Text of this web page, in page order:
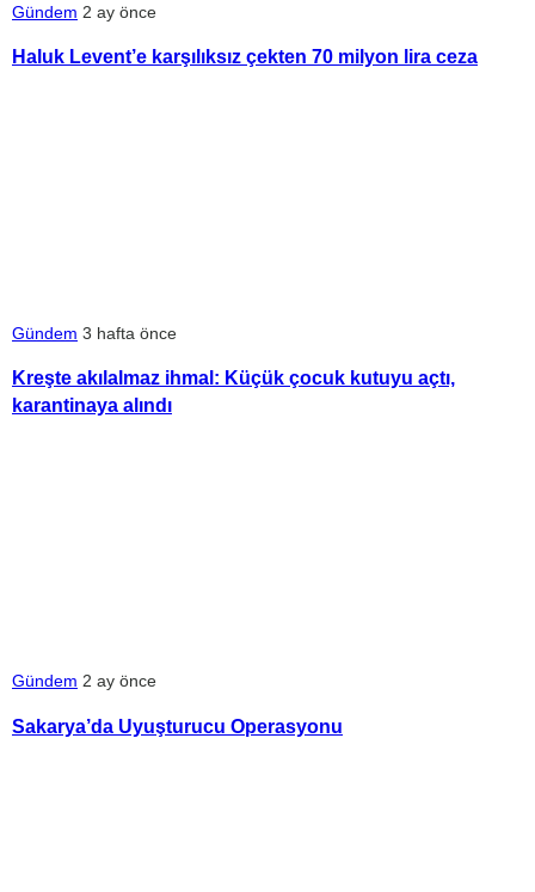
Gündem 2 ay önce
Haluk Levent’e karşılıksız çekten 70 milyon lira ceza
Gündem 3 hafta önce
Kreşte akılalmaz ihmal: Küçük çocuk kutuyu açtı,
karantinaya alındı
Gündem 2 ay önce
Sakarya’da Uyuşturucu Operasyonu